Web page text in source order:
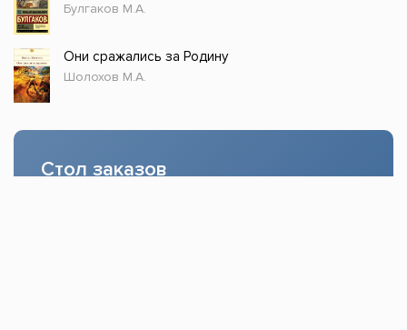
Булгаков М.А.
Они сражались за Родину
Шолохов М.А.
Стол заказов